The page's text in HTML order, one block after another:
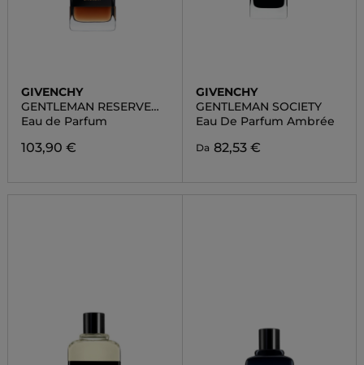
GIVENCHY
GENTLEMAN RESERVE
PRIVEE
Eau de Parfum
103,90 €
GIVENCHY
GENTLEMAN SOCIETY
Eau De Parfum Ambrée
Da 82,53 €